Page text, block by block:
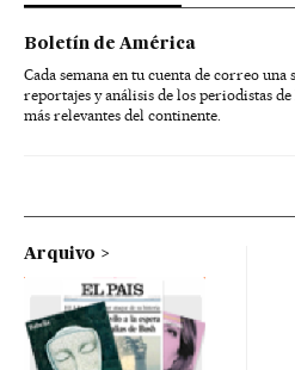
Boletín de América
Cada semana en tu cuenta de correo una
reportajes y análisis de los periodistas
más relevantes del continente.
Arquivo